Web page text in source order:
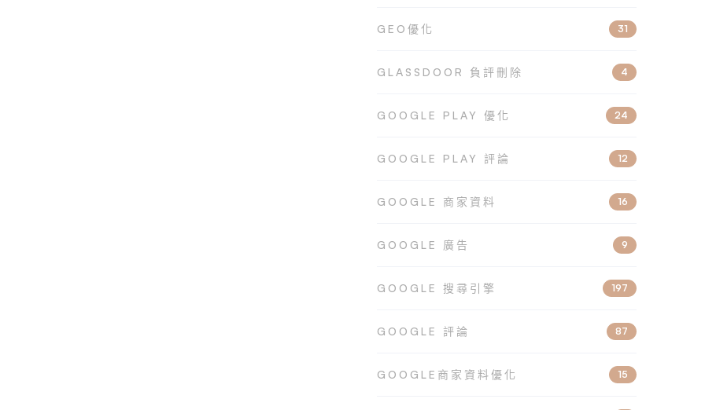
GEO優化 31
GLASSDOOR 負評刪除 4
GOOGLE PLAY 優化 24
GOOGLE PLAY 評論 12
GOOGLE 商家資料 16
GOOGLE 廣告 9
GOOGLE 搜尋引擎 197
GOOGLE 評論 87
GOOGLE商家資料優化 15